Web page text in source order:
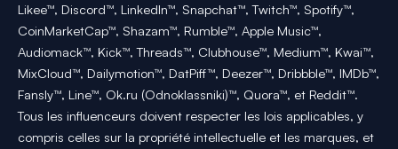
Likee™, Discord™, LinkedIn™, Snapchat™, Twitch™, Spotify™,
CoinMarketCap™, Shazam™, Rumble™, Apple Music™,
Audiomack™, Kick™, Threads™, Clubhouse™, Medium™, Kwai™,
MixCloud™, Dailymotion™, DatPiff™, Deezer™, Dribbble™, IMDb™,
Fansly™, Line™, Ok.ru (Odnoklassniki)™, Quora™, et Reddit™.
Tous les influenceurs doivent respecter les lois applicables, y
compris celles sur la propriété intellectuelle et les marques, et